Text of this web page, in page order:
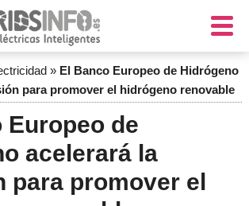
» El Banco Europeo de Hidrógeno
para promover el hidrógeno renovable
Europeo de
acelerará la
para promover el